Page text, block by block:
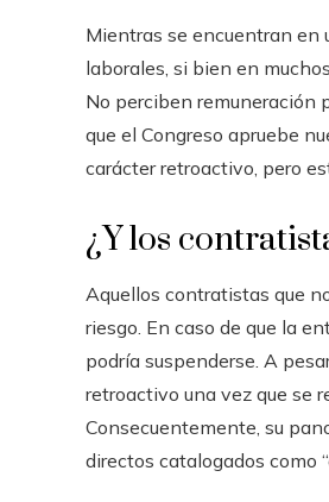
Mientras se encuentran en
laborales, si bien en
No perciben remuneración
que el Congreso apruebe
carácter retroactivo, pero
¿Y los
Aquellos contratistas que
riesgo. En caso de que la
podría suspenderse. A
retroactivo una vez que se
Consecuentemente, su
directos catalogados como